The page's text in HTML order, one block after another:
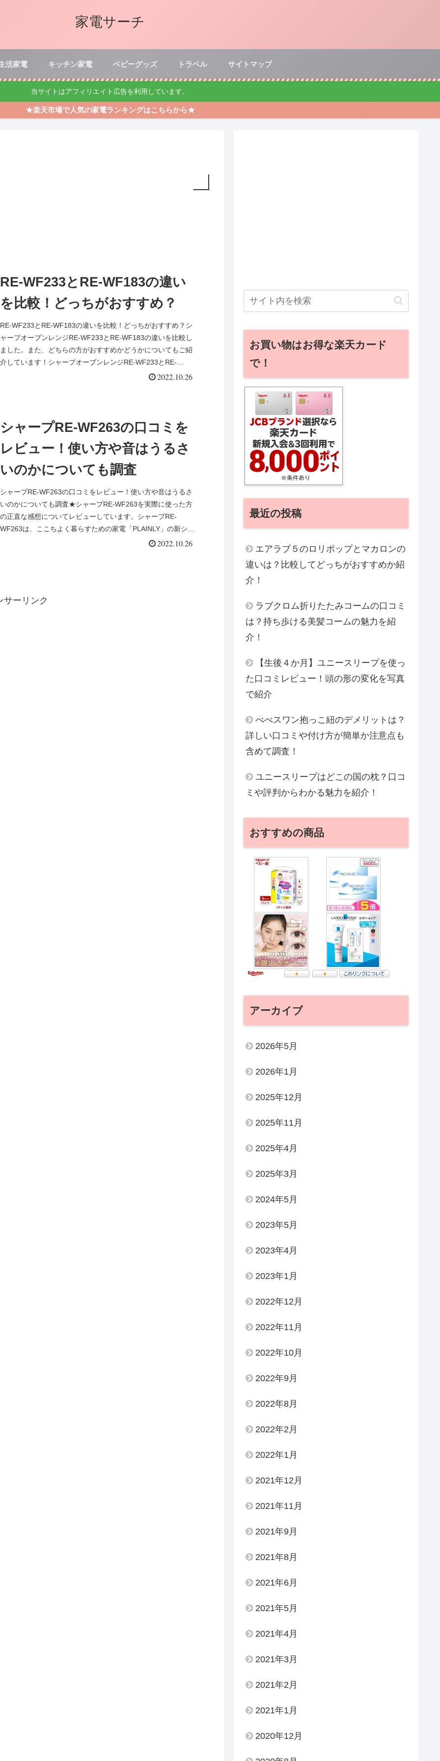
家電サーチ
活家電 キッチン家電 ベビーグッズ トラベル サイトマップ
当サイトはアフィリエイト広告を利用しています。
★楽天市場で人気の家電ランキングはこちらから★
RE-WF233とRE-WF183の違い
を比較！どっちがおすすめ？
RE-WF233とRE-WF183の違いを比較！どっちがおすすめ？シ
ャープオーブンレンジRE-WF233とRE-WF183の違いを比較し
ました。また、どちらの方がおすすめかどうかについてもご紹
介しています！シャープオーブンレンジRE-WF233とRE-
2022.10.26
シャープRE‐WF263の口コミを
レビュー！使い方や音はうるさ
いのかについても調査
シャープRE‐WF263の口コミをレビュー！使い方や音はうるさ
いのかについても調査★シャープRE‐WF263を実際に使った方
の正直な感想についてレビューしています。シャープRE‐
WF263は、ここちよく暮らすための家電「PLAINLY」の新シリ
2022.10.26
サーリンク
お買い物はお得な楽天カード
で！
最近の投稿
エアラブ５のロリポップとマカロンの
違いは？比較してどっちがおすすめか紹
介！
ラブクロム折りたたみコームの口コミ
は？持ち歩ける美髪コームの魅力を紹
介！
【生後４か月】ユニースリープを使っ
た口コミレビュー！頭の形の変化を写真
で紹介
べべスワン抱っこ紐のデメリットは？
詳しい口コミや付け方が簡単か注意点も
含めて調査！
ユニースリープはどこの国の枕？口コ
ミや評判からわかる魅力を紹介！
おすすめの商品
アーカイブ
2026年5月
2026年1月
2025年12月
2025年11月
2025年4月
2025年3月
2024年5月
2023年5月
2023年4月
2023年1月
2022年12月
2022年11月
2022年10月
2022年9月
2022年8月
2022年2月
2022年1月
2021年12月
2021年11月
2021年9月
2021年8月
2021年6月
2021年5月
2021年4月
2021年3月
2021年2月
2021年1月
2020年12月